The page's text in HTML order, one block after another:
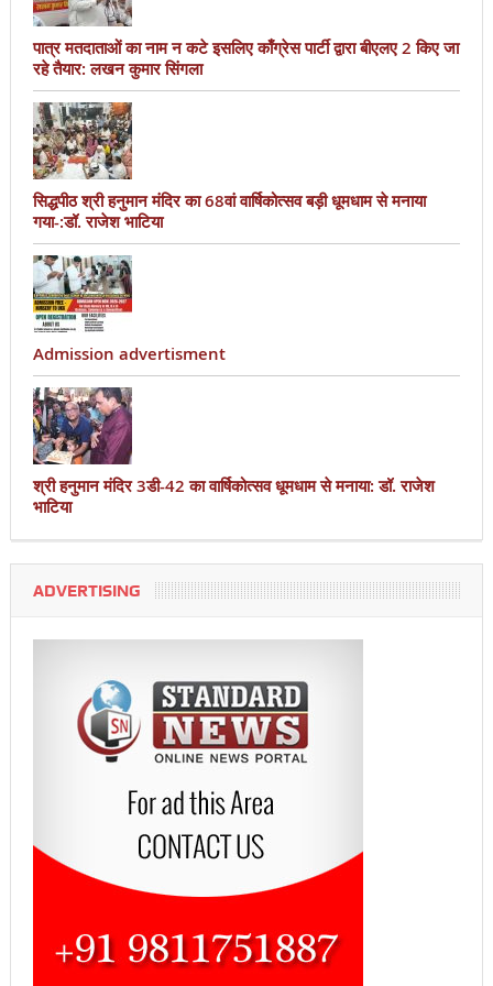
पात्र मतदाताओं का नाम न कटे इसलिए काँग्रेस पार्टी द्वारा बीएलए 2 किए जा
रहे तैयार: लखन कुमार सिंगला
सिद्धपीठ श्री हनुमान मंदिर का 68वां वार्षिकोत्सव बड़ी धूमधाम से मनाया
गया-:डॉ. राजेश भाटिया
Admission advertisment
श्री हनुमान मंदिर 3डी-42 का वार्षिकोत्सव धूमधाम से मनाया: डॉ. राजेश
भाटिया
ADVERTISING